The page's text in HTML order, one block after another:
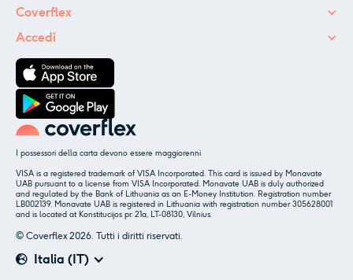
Coverflex
Accedi
I possessori della carta devono essere maggiorenni
VISA is a registered trademark of VISA Incorporated. This card is issued by Monavate
UAB pursuant to a license from VISA Incorporated. Monavate UAB is duly authorized
and regulated by the Bank of Lithuania as an E-Money Institution. Registration number
LB002139. Monavate UAB is registered in Lithuania with registration number 305628001
and is located at Konstitucijos pr. 21a, LT-08130, Vilnius.
Italia (IT)
© Coverflex 2026. Tutti i diritti riservati.